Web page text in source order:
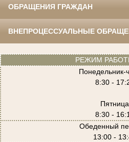
ОБРАЩЕНИЯ ГРАЖДАН
ВНЕПРОЦЕССУАЛЬНЫЕ
РЕЖИМ
Понедельник-
8:30 -
Пятница
8:30 -
Обеденный
13:00 -